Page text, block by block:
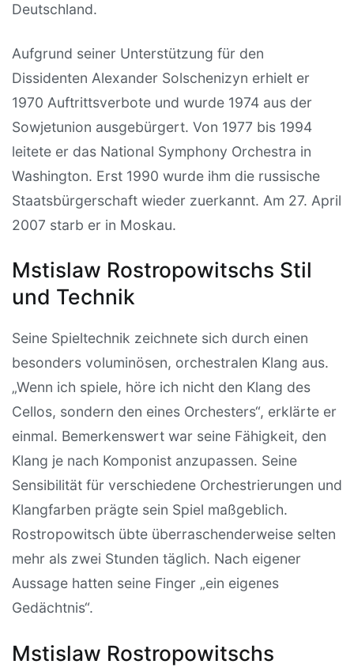
Deutschland.
Aufgrund seiner Unterstützung für den
Dissidenten Alexander Solschenizyn erhielt er
1970 Auftrittsverbote und wurde 1974 aus der
Sowjetunion ausgebürgert. Von 1977 bis 1994
leitete er das National Symphony Orchestra in
Washington. Erst 1990 wurde ihm die russische
Staatsbürgerschaft wieder zuerkannt. Am 27. April
2007 starb er in Moskau.
Mstislaw Rostropowitschs Stil
und Technik
Seine Spieltechnik zeichnete sich durch einen
besonders voluminösen, orchestralen Klang aus.
„Wenn ich spiele, höre ich nicht den Klang des
Cellos, sondern den eines Orchesters“, erklärte er
einmal. Bemerkenswert war seine Fähigkeit, den
Klang je nach Komponist anzupassen. Seine
Sensibilität für verschiedene Orchestrierungen und
Klangfarben prägte sein Spiel maßgeblich.
Rostropowitsch übte überraschenderweise selten
mehr als zwei Stunden täglich. Nach eigener
Aussage hatten seine Finger „ein eigenes
Gedächtnis“.
Mstislaw Rostropowitschs